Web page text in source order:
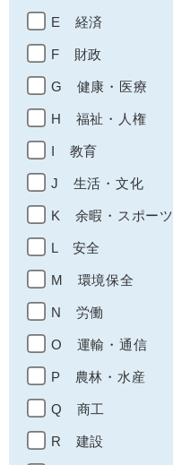
E 経済
F 財政
G 健康・医療
H 福祉・人権
I 教育
J 生活・文化
K 余暇・スポーツ
L 安全
M 環境保全
N 労働
O 運輸・通信
P 農林・水産
Q 商工
R 建設